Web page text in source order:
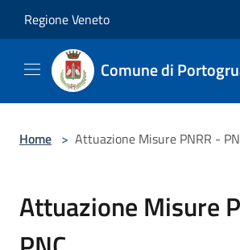
Regione Veneto
Comune di
Home > Attuazione Misure PNRR -
Attuazione Misure